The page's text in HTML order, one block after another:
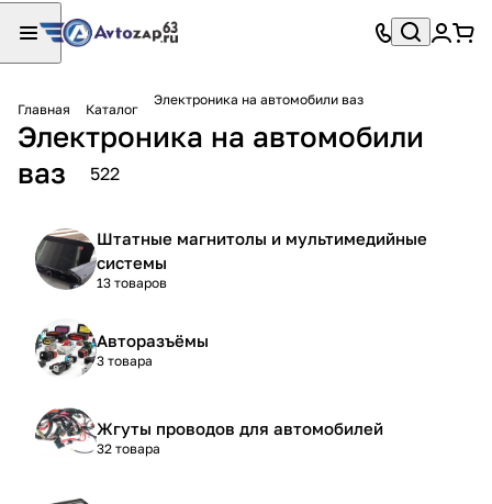
Главная Каталог
Электроника на автомобили ваз
Электроника на автомобили
ваз
522
Штатные магнитолы и мультимедийные
системы
13 товаров
Авторазъёмы
3 товара
Жгуты проводов для автомобилей
32 товара